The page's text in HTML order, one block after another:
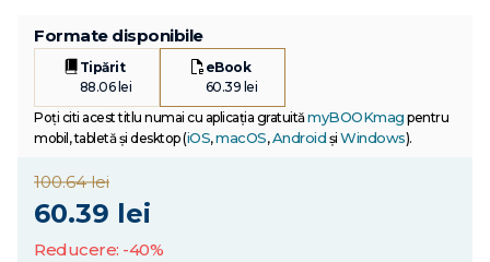
Formate disponibile
Tipărit
88.06 lei
eBook
60.39 lei
Poți citi acest titlu numai cu aplicația gratuitămyBOOKmag pentru
mobil, tabletă și desktop (iOS,macOS,Android și Windows).
100.64 lei
60.39 lei
Reducere: -40%